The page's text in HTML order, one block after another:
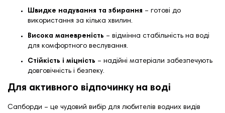
Швидке надування та збирання – готові до
використання за кілька хвилин.
Висока маневреність – відмінна стабільність на воді
для комфортного веслування.
Стійкість і міцність – надійні матеріали забезпечують
довговічність і безпеку.
Для активного відпочинку на воді
Сапборди – це чудовий вибір для любителів водних видів